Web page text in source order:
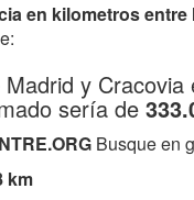
en kilometros entre
y Cracovia
sería de
Busque en
km